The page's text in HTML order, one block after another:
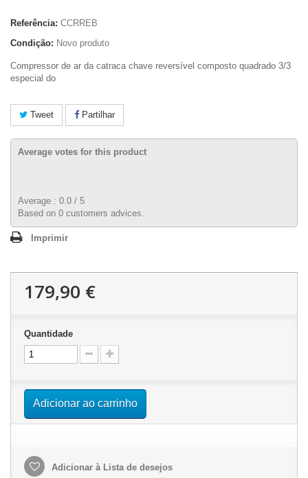
Referência: CCRREB
Condição: Novo produto
Compressor de ar da catraca chave reversível composto quadrado 3/3
especial do
Tweet Partilhar
Average votes for this product
Average : 0.0 / 5
Based on 0 customers advices.
Imprimir
179,90 €
Quantidade
Adicionar ao carrinho
Adicionar à Lista de desejos